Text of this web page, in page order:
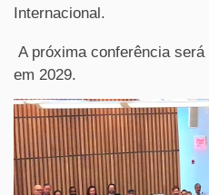
Internacional.
A próxima conferência
em 2029.